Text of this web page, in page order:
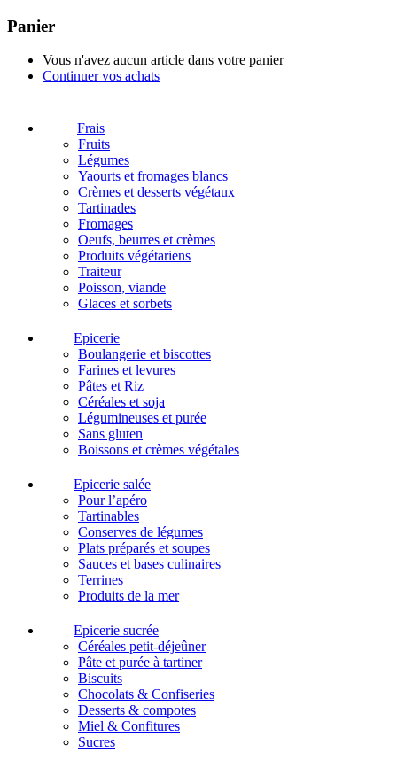
Panier
Vous n'avez aucun article dans votre panier
Continuer vos achats
Frais
Fruits
Légumes
Yaourts et fromages blancs
Crèmes et desserts végétaux
Tartinades
Fromages
Oeufs, beurres et crèmes
Produits végétariens
Traiteur
Poisson, viande
Glaces et sorbets
Epicerie
Boulangerie et biscottes
Farines et levures
Pâtes et Riz
Céréales et soja
Légumineuses et purée
Sans gluten
Boissons et crèmes végétales
Epicerie salée
Pour l’apéro
Tartinables
Conserves de légumes
Plats préparés et soupes
Sauces et bases culinaires
Terrines
Produits de la mer
Epicerie sucrée
Céréales petit-déjeûner
Pâte et purée à tartiner
Biscuits
Chocolats & Confiseries
Desserts & compotes
Miel & Confitures
Sucres